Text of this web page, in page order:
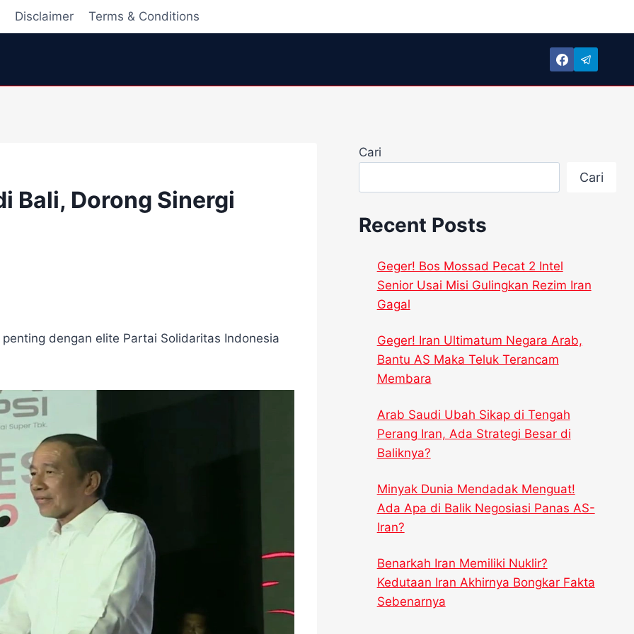
Disclaimer Terms & Conditions
Bali, Dorong Sinergi
dengan elite Partai Solidaritas Indonesia
Cari
Cari
Recent Posts
Geger! Bos Mossad Pecat 2 Intel
Senior Usai Misi Gulingkan Rezim Iran
Gagal
Geger! Iran Ultimatum Negara Arab,
Bantu AS Maka Teluk Terancam
Membara
Arab Saudi Ubah Sikap di Tengah
Perang Iran, Ada Strategi Besar di
Baliknya?
Minyak Dunia Mendadak Menguat!
Ada Apa di Balik Negosiasi Panas AS-
Iran?
Benarkah Iran Memiliki Nuklir?
Kedutaan Iran Akhirnya Bongkar Fakta
Sebenarnya